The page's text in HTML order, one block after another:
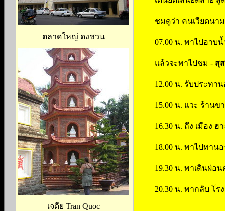
ตลาดใหญ่ ดงชวน
เจดีย Tran Quoc
ชมดูว่า คนเวียดนา
07.00 น. พาไปอาบ
แล้วจะพาไปชม - สุ
12.00 น. รับประทา
15.00 น. แวะ ร้าน
16.30 น. ถึง เมือง
18.00 น. พาไปทาน
19.30 น. พาเดินผ่อ
20.30 น. พากลับ โ